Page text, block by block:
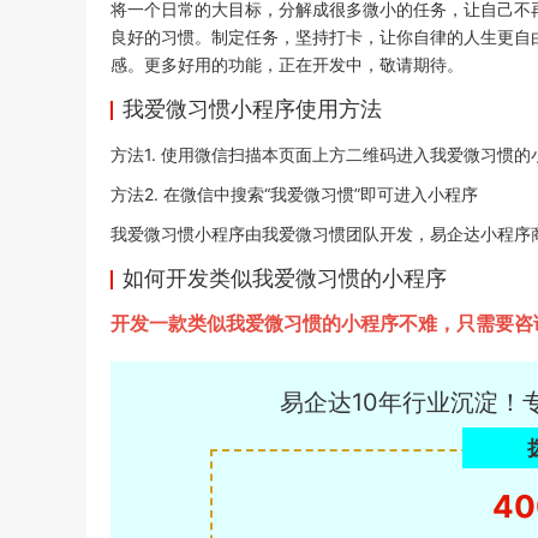
将一个日常的大目标，分解成很多微小的任务，让自己
良好的习惯。制定任务，坚持打卡，让你自律的人生更
感。更多好用的功能，正在开发中，敬请期待。
我爱微习惯小程序使用方法
方法1. 使用微信扫描本页面上方二维码进入我爱微习惯的
方法2. 在微信中搜索“我爱微习惯”即可进入小程序
我爱微习惯小程序由我爱微习惯团队开发，易企达小程
如何开发类似我爱微习惯的小程序
开发一款类似我爱微习惯的小程序不难，只需要
易企达10年行业沉淀！